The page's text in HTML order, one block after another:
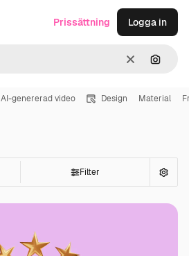
RensaSök
Prissättning Logga in
AI-genererad video Design Material
Filter